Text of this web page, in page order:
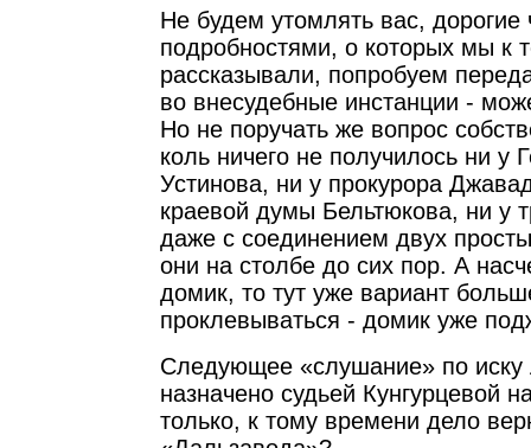
Не будем утомлять вас, дорогие
подробностями, о которых мы к
рассказывали, попробуем
во внесудебные инстанции -
Но не поручать же вопрос
коль ничего не получилось ни у
Устинова, ни у прокурора
краевой думы Бельтюкова, ни у
даже с соединением двух
они на столбе до сих пор. А
домик, то тут уже вариант
проклевываться - домик уже
Следующее «слушание» по иску
назначено судьей Кунгурцевой
только, к тому времени дело